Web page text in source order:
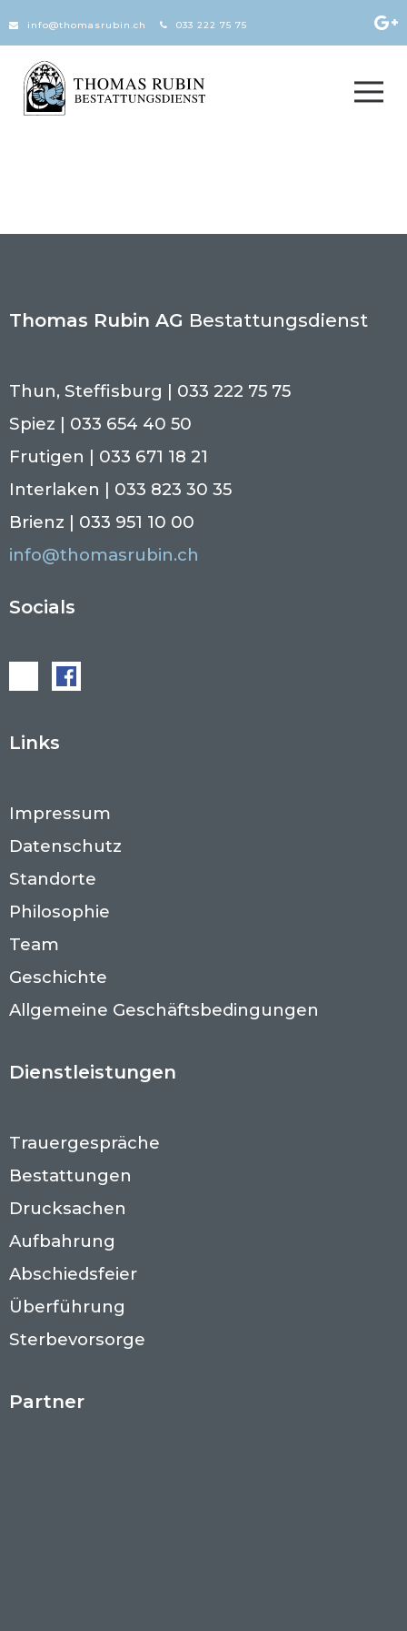
info@thomasrubin.ch 033 222 75 75
Thomas Rubin AG Bestattungsdienst
Thun, Steffisburg | 033 222 75 75
Spiez | 033 654 40 50
Frutigen | 033 671 18 21
Interlaken | 033 823 30 35
Brienz | 033 951 10 00
info@thomasrubin.ch
Socials
Links
Impressum
Datenschutz
Standorte
Philosophie
Team
Geschichte
Allgemeine Geschäftsbedingungen
Dienstleistungen
Trauergespräche
Bestattungen
Drucksachen
Aufbahrung
Abschiedsfeier
Überführung
Sterbevorsorge
Partner